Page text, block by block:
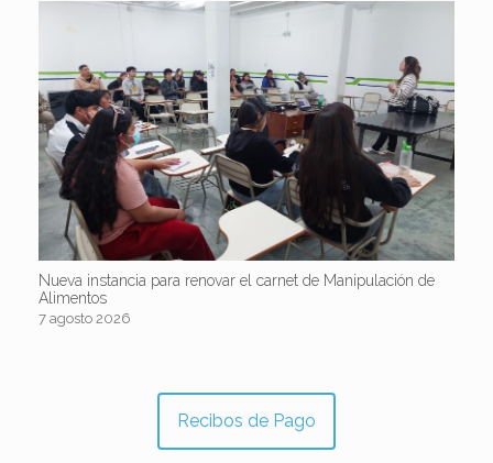
Nueva instancia para renovar el carnet de Manipulación de
Alimentos
7 agosto 2026
Recibos de Pago